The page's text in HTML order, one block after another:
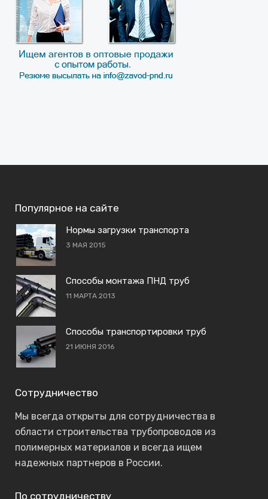
Популярное на сайте
Нормы загрузки транспорта
3 МАЯ 2015
Способы монтажа ПНД труб
11 МАРТА 2013
Способы транспортировки труб
21 ИЮНЯ 2016
Сотрудничество
Мы всегда открыты для сотрудничества в
области строительства трубопроводов из
полимерных материалов и всегда ищем
надежных партнеров в России.
По сотрудничеству